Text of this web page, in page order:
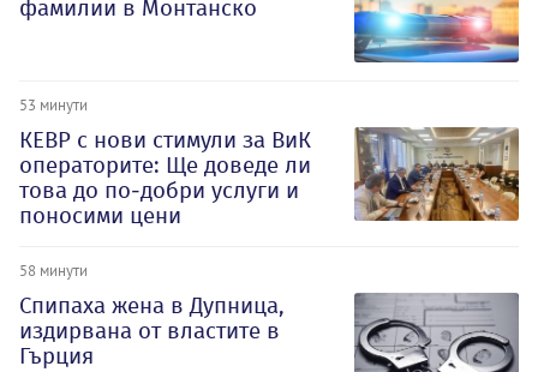
фамилии в Монтанско
53 минути
КЕВР с нови стимули за ВиК
операторите: Ще доведе ли
това до по-добри услуги и
поносими цени
58 минути
Спипаха жена в Дупница,
издирвана от властите в
Гърция